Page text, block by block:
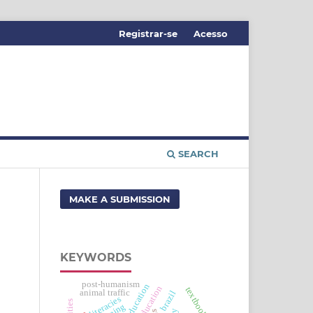
SEARCH
Registrar-se Acesso
MAKE A SUBMISSION
KEYWORDS
literacies textbooks
animal traffic
post-humanism
brazil